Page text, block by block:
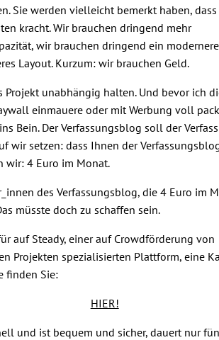
Sie werden vielleicht bemerkt haben,
kracht. Wir brauchen dringend mehr
wir brauchen dringend ein
Layout. Kurzum: wir brauchen Geld.
Projekt unabhängig halten. Und bevor ich
einmauere oder mit Werbung voll
Bein. Der Verfassungsblog soll der
wir setzen: dass Ihnen der
wir: 4 Euro im Monat.
des Verfassungsblog, die 4 Euro im
müsste doch zu schaffen sein.
auf Steady, einer auf Crowdförderung von
Projekten spezialisierten Plattform, eine
finden Sie:
HIER!
und ist bequem und sicher, dauert nur